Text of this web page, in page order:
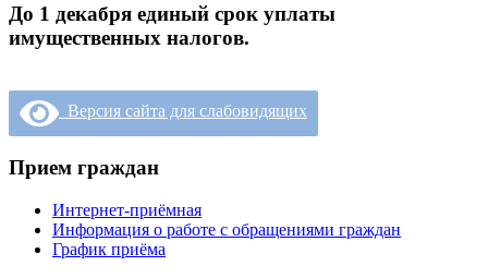
До 1 декабря единый срок уплаты
имущественных налогов.
Версия сайта для слабовидящих
Прием граждан
Интернет-приёмная
Информация о работе с обращениями граждан
График приёма